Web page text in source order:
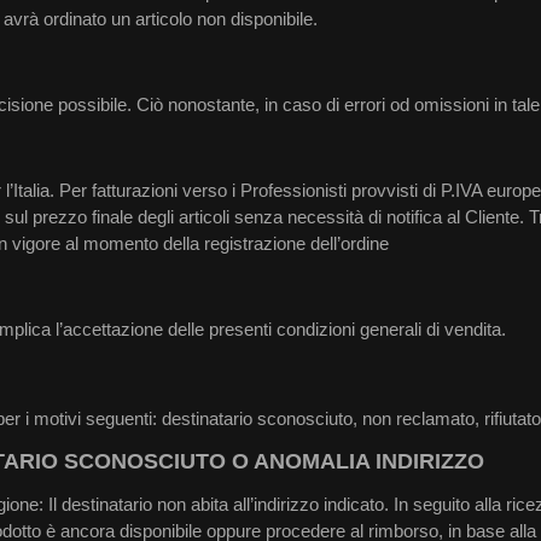
ordinato un articolo non disponibile.
possibile. Ciò nonostante, in caso di errori od omissioni in
Per fatturazioni verso i Professionisti provvisti di P.IVA
prezzo finale degli articoli senza necessità di notifica al
al momento della registrazione dell’ordine
l’accettazione delle presenti condizioni generali di vendita.
i motivi seguenti: destinatario sconosciuto, non reclamato,
SCONOSCIUTO O ANOMALIA INDIRIZZO
Il destinatario non abita all’indirizzo indicato. In seguito alla
è ancora disponibile oppure procedere al rimborso, in base